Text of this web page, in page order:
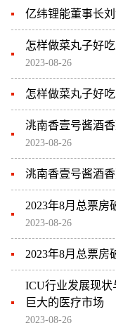
亿纬锂能董事长
怎样做菜丸子好
2023-08-26
怎样做菜丸子好
洮南香壹号酱酒
2023-08-26
洮南香壹号酱酒
2023年8月总票房
2023-08-26
2023年8月总票房
ICU行业发展现
巨大的医疗市场
2023-08-26